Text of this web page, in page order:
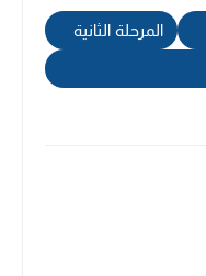
المرحلة الثانية